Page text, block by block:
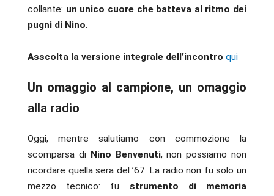
collante: un unico cuore che batteva al ritmo dei
pugni di Nino.
Asscolta la versione integrale dell’incontroqui
Un omaggio al campione, un omaggio
alla radio
Oggi, mentre salutiamo con commozione la
scomparsa di Nino Benvenuti, non possiamo non
ricordare quella sera del ’67. La radio non fu solo un
mezzo tecnico: fu strumento di memoria